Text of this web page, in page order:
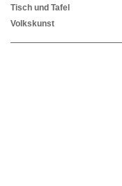
Tisch und Tafel
Volkskunst